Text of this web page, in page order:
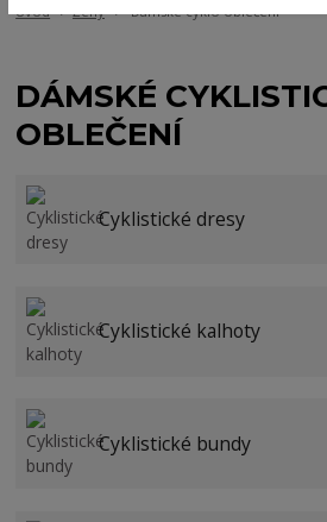
Úvod Ženy Dámské cyklo oblečení
DÁMSKÉ
OBLEČENÍ
Cyklistické dresy
Cyklistické kalhoty
Cyklistické bundy